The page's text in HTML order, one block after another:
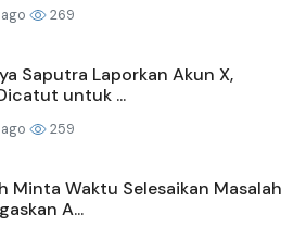
269
Saputra Laporkan Akun X,
untuk ...
259
Minta Waktu Selesaikan Masalah
A...